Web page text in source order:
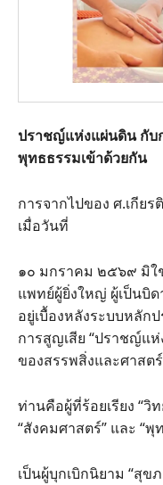
ปราชญ์แห่งแผ่นดิน กับ
พุทธธรรมเข้าด้วยกัน
การจากไปของ ศ.เกีย
เมื่อวันที่
๑๐ มกราคม ๒๕๖๙ มิใ
แพทย์ผู้ยิ่งใหญ่ ผู้เป็นบิ
อยู่เบื้องหลังระบบหลั
การสูญเสีย “ปราชญ์แ
ของสรรพสิ่งและศาสต
ท่านคือผู้ที่ร้อยเรียง “วิ
“สังคมศาสตร์” และ “
เป็นผู้บุกเบิกนิยาม “สุ